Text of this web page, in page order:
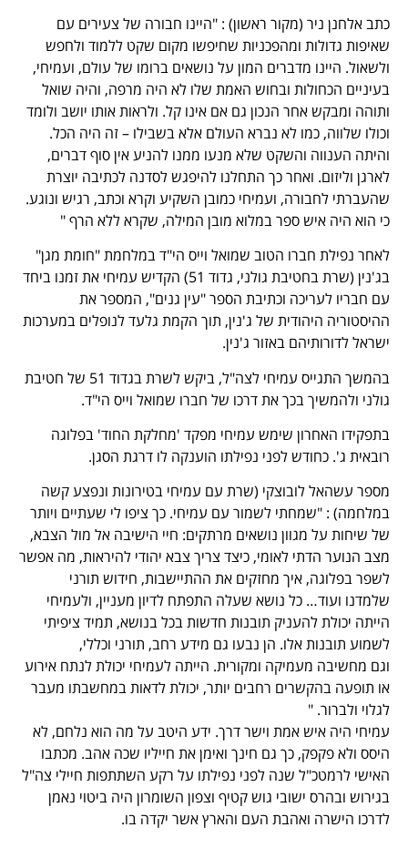
כתב אלחנן ניר (מקור ראשון) : "היינו חבורה של צעירים עם
שאיפות גדולות ומהפכניות שחיפשו מקום שקט ללמוד ולחפש
ולשאול. היינו מדברים המון על נושאים ברומו של עולם, ועמיחי,
בעיניים הכחולות ובחוש האמת שלו לא היה מרפה, והיה שואל
ותוהה ומבקש אחר הנכון גם אם אינו קל. ולראות אותו יושב ולומד
וכולו שלווה, כמו לא נברא העולם אלא בשבילו – זה היה הכל.
והיתה הענווה והשקט שלא מנעו ממנו להניע אין סוף דברים,
לארגן וליזום. ואחר כך התחלנו להיפגש לסדנה לכתיבה יוצרת
שהעברתי לחבורה, ועמיחי כמובן השקיע וקרא וכתב, רגיש ונוגע.
כי הוא היה איש ספר במלוא מובן המילה, שקרא ללא הרף "
לאחר נפילת חברו הטוב שמואל וייס הי"ד במלחמת "חומת מגן"
בג'נין (שרת בחטיבת גולני, גדוד 51) הקדיש עמיחי את זמנו ביחד
עם חבריו לעריכה וכתיבת הספר "עין גנים", המספר את
ההיסטוריה היהודית של ג'נין, תוך הקמת גלעד לנופלים במערכות
ישראל לדורותיהם באזור ג'נין.
בהמשך התגייס עמיחי לצה"ל, ביקש לשרת בגדוד 51 של חטיבת
גולני ולהמשיך בכך את דרכו של חברו שמואל וייס הי"ד.
בתפקידו האחרון שימש עמיחי מפקד 'מחלקת החוד' בפלוגה
רובאית ג'. כחודש לפני נפילתו הוענקה לו דרגת הסגן.
מספר עשהאל לובוצקי (שרת עם עמיחי בטירונות ונפצע קשה
במלחמה) : "שמחתי לשמור עם עמיחי. כך ציפו לי שעתיים ויותר
של שיחות על מגוון נושאים מרתקים: חיי הישיבה אל מול הצבא,
מצב הנוער הדתי לאומי, כיצד צריך צבא יהודי להיראות, מה אפשר
לשפר בפלוגה, איך מחזקים את ההתיישבות, חידוש תורני
שלמדנו ועוד… כל נושא שעלה התפתח לדיון מעניין, ולעמיחי
הייתה יכולת להעניק תובנות חדשות בכל בנושא, תמיד ציפיתי
לשמוע תובנות אלו. הן נבעו גם מידע רחב, תורני וכללי,
וגם מחשיבה מעמיקה ומקורית. הייתה לעמיחי יכולת לנתח אירוע
או תופעה בהקשרים רחבים יותר, יכולת לדאות במחשבתו מעבר
לגלוי ולברור. "
עמיחי היה איש אמת וישר דרך. ידע היטב על מה הוא נלחם, לא
היסס ולא פקפק, כך גם חינך ואימן את חייליו שכה אהב. מכתבו
האישי לרמטכ"ל שנה לפני נפילתו על רקע השתתפות חיילי צה"ל
בגירוש ובהרס ישובי גוש קטיף וצפון השומרון היה ביטוי נאמן
לדרכו הישרה ואהבת העם והארץ אשר יקדה בו.